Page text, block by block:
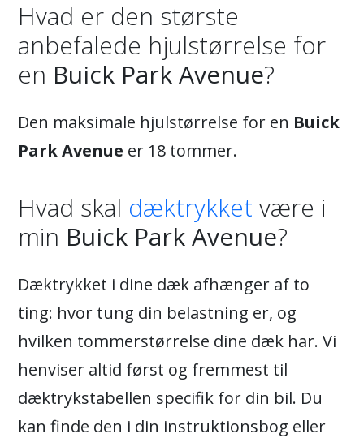
Hvad er den største
anbefalede hjulstørrelse for
en Buick Park Avenue?
Den maksimale hjulstørrelse for en Buick
Park Avenue er 18 tommer.
Hvad skal dæktrykket være i
min Buick Park Avenue?
Dæktrykket i dine dæk afhænger af to
ting: hvor tung din belastning er, og
hvilken tommerstørrelse dine dæk har. Vi
henviser altid først og fremmest til
dæktrykstabellen specifik for din bil. Du
kan finde den i din instruktionsbog eller